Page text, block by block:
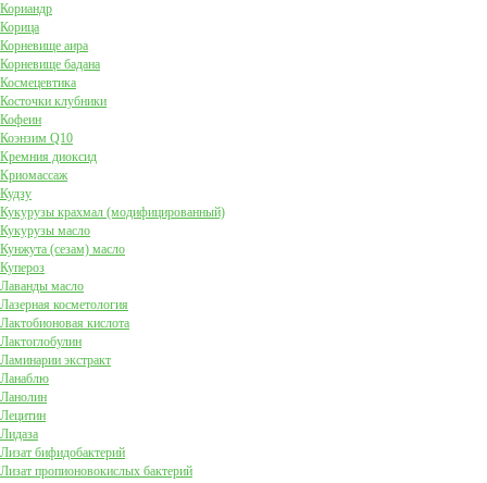
Кориандр
Корица
Корневище аира
Корневище бадана
Космецевтика
Косточки клубники
Кофеин
Коэнзим Q10
Кремния диоксид
Криомассаж
Кудзу
Кукурузы крахмал (модифицированный)
Кукурузы масло
Кунжута (сезам) масло
Купероз
Лаванды масло
Лазерная косметология
Лактобионовая кислота
Лактоглобулин
Ламинарии экстракт
Ланаблю
Ланолин
Лецитин
Лидаза
Лизат бифидобактерий
Лизат пропионовокислых бактерий